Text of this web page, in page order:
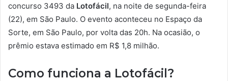
concurso 3493 da Lotofácil, na noite de segunda-feira
(22), em São Paulo. O evento aconteceu no Espaço da
Sorte, em São Paulo, por volta das 20h. Na ocasião, o
prêmio estava estimado em R$ 1,8 milhão.
Como funciona a Lotofácil?